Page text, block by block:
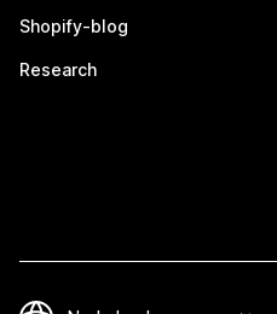
Shopify-blog
Research